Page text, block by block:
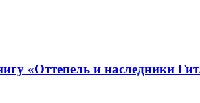
«Оттепель и наследники